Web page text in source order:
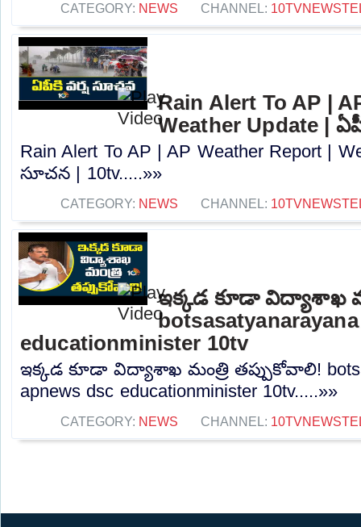
CATEGORY: NEWS CHANNEL:
Rain Alert To AP |
Weather Update |
Rain Alert To AP | AP Weather Report |
సూచన | 10tv.....»»
CATEGORY: NEWS CHANNEL:
ఇక్కడ కూడా విద్యాశాఖ
educationminister 10tv
ఇక్కడ కూడా విద్యాశాఖ మంత్రి తప్పుకోవాలి!
apnews dsc educationminister 10tv.....»»
CATEGORY: NEWS CHANNEL: